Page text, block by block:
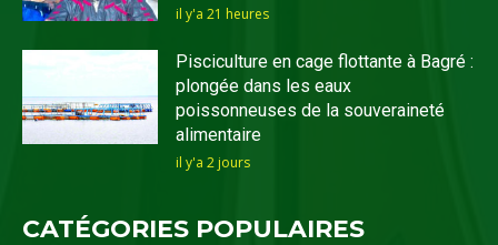
il y'a 21 heures
Pisciculture en cage flottante à Bagré :
plongée dans les eaux
poissonneuses de la souveraineté
alimentaire
il y'a 2 jours
CATÉGORIES POPULAIRES